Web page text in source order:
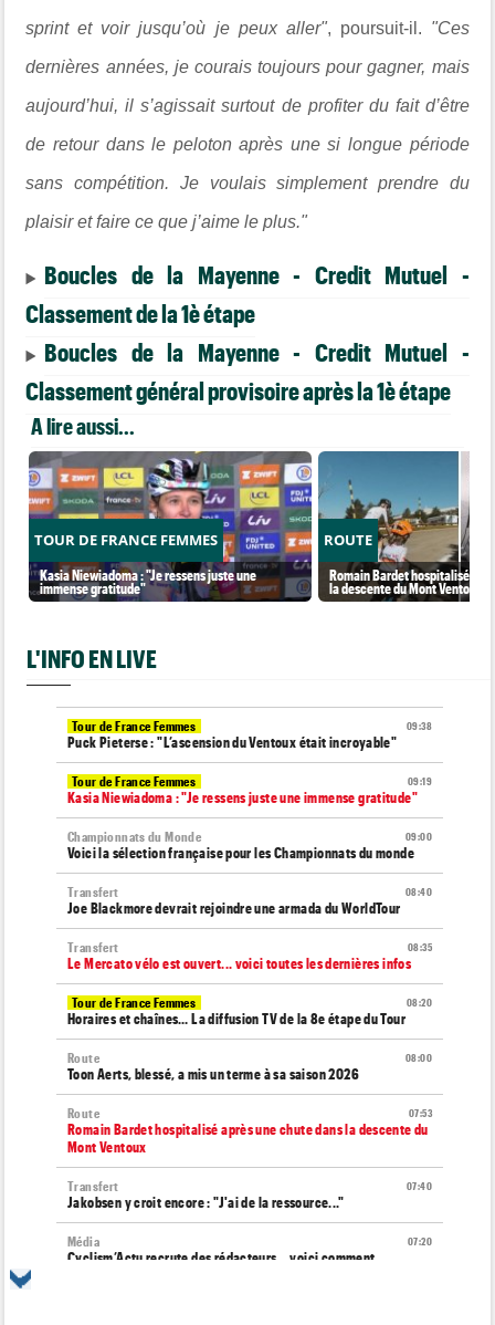
sprint et voir jusqu’où je peux aller", poursuit-il. "Ces
dernières années, je courais toujours pour gagner, mais
aujourd’hui, il s’agissait surtout de profiter du fait d’être
de retour dans le peloton après une si longue période
sans compétition. Je voulais simplement prendre du
plaisir et faire ce que j’aime le plus."
Boucles de la Mayenne - Credit Mutuel -
Classement de la 1è étape
Boucles de la Mayenne - Credit Mutuel -
Classement général provisoire après la 1è étape
A lire aussi...
TOUR DE FRANCE FEMMES
Kasia Niewiadoma : "Je ressens juste une
immense gratitude"
ROUTE
Romain Bardet hospitalisé
la descente du Mont Ventoux
L'INFO EN LIVE
09:38
Tour de France Femmes
Puck Pieterse : "L’ascension du Ventoux était incroyable"
09:19
Tour de France Femmes
Kasia Niewiadoma : "Je ressens juste une immense gratitude"
09:00
Championnats du Monde
Voici la sélection française pour les Championnats du monde
08:40
Transfert
Joe Blackmore devrait rejoindre une armada du WorldTour
08:35
Transfert
Le Mercato vélo est ouvert... voici toutes les dernières infos
08:20
Tour de France Femmes
Horaires et chaînes… La diffusion TV de la 8e étape du Tour
08:00
Route
Toon Aerts, blessé, a mis un terme à sa saison 2026
07:53
Route
Romain Bardet hospitalisé après une chute dans la descente du
Mont Ventoux
07:40
Transfert
Jakobsen y croit encore : "J'ai de la ressource..."
07:20
Média
Cyclism’Actu recrute des rédacteurs… voici comment